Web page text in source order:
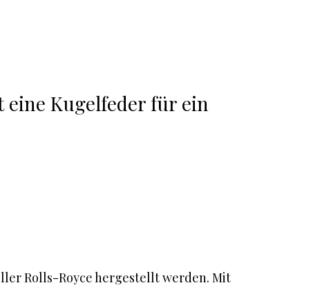
eine Kugelfeder für ein
Rolls-Royce hergestellt werden. Mit